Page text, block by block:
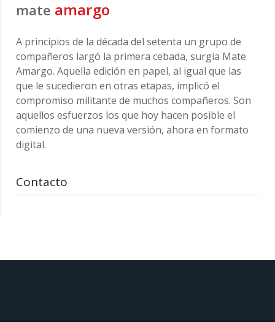
mate amargo
A principios de la década del setenta un grupo de
compañeros largó la primera cebada, surgía Mate
Amargo. Aquella edición en papel, al igual que las
que le sucedieron en otras etapas, implicó el
compromiso militante de muchos compañeros. Son
aquellos esfuerzos los que hoy hacen posible el
comienzo de una nueva versión, ahora en formato
digital.
Contacto